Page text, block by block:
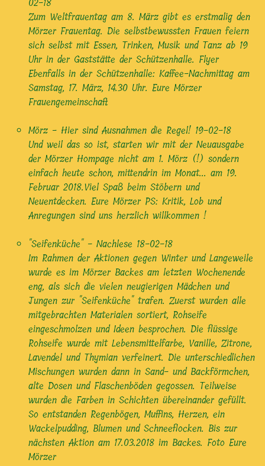
Zum Weltfrauentag am 8. März gibt es erstmalig den
Mörzer Frauentag. Die selbstbewussten Frauen feiern
sich selbst mit Essen, Trinken, Musik und Tanz ab 19
Uhr in der Gaststätte der Schützenhalle. Flyer
Ebenfalls in der Schützenhalle: Kaffee-Nachmittag am
Samstag, 17. März, 14.30 Uhr. Eure Mörzer
Frauengemeinschaft
Mörz - Hier sind Ausnahmen die Regel! 19-02-18
Und weil das so ist, starten wir mit der Neuausgabe
der Mörzer Hompage nicht am 1. Mörz (!) sondern
einfach heute schon, mittendrin im Monat... am 19.
Februar 2018.Viel Spaß beim Stöbern und
Neuentdecken. Eure Mörzer PS: Kritik, Lob und
Anregungen sind uns herzlich willkommen !
"Seifenküche" - Nachlese 18-02-18
Im Rahmen der Aktionen gegen Winter und Langeweile
wurde es im Mörzer Backes am letzten Wochenende
eng, als sich die vielen neugierigen Mädchen und
Jungen zur "Seifenküche" trafen. Zuerst wurden alle
mitgebrachten Materialen sortiert, Rohseife
eingeschmolzen und Ideen besprochen. Die flüssige
Rohseife wurde mit Lebensmittelfarbe, Vanille, Zitrone,
Lavendel und Thymian verfeinert. Die unterschiedlichen
Mischungen wurden dann in Sand- und Backförmchen,
alte Dosen und Flaschenböden gegossen. Teilweise
wurden die Farben in Schichten übereinander gefüllt.
So entstanden Regenbögen, Muffins, Herzen, ein
Wackelpudding, Blumen und Schneeflocken. Bis zur
nächsten Aktion am 17.03.2018 im Backes. Foto Eure
Mörzer